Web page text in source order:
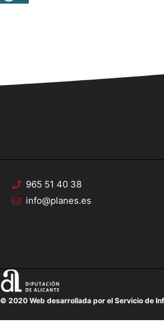
965 51 40 38
info@planes.es
© 2020 Web desarrollada por el Servicio de